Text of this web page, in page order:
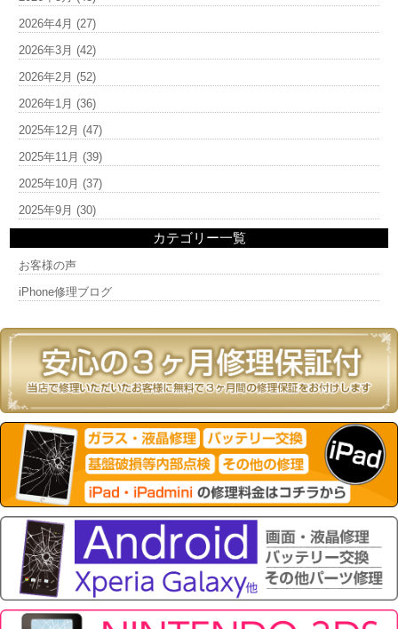
2026年4月 (27)
2026年3月 (42)
2026年2月 (52)
2026年1月 (36)
2025年12月 (47)
2025年11月 (39)
2025年10月 (37)
2025年9月 (30)
カテゴリー一覧
お客様の声
iPhone修理ブログ